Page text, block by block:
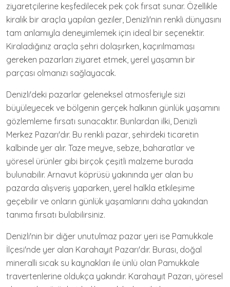
ziyaretçilerine keşfedilecek pek çok fırsat sunar. Özellikle
kiralık bir araçla yapılan geziler, Denizli'nin renkli dünyasını
tam anlamıyla deneyimlemek için ideal bir seçenektir.
Kiraladığınız araçla şehri dolaşırken, kaçırılmaması
gereken pazarları ziyaret etmek, yerel yaşamın bir
parçası olmanızı sağlayacak.
Denizli'deki pazarlar geleneksel atmosferiyle sizi
büyüleyecek ve bölgenin gerçek halkının günlük yaşamını
gözlemleme fırsatı sunacaktır. Bunlardan ilki, Denizli
Merkez Pazarı'dır. Bu renkli pazar, şehirdeki ticaretin
kalbinde yer alır. Taze meyve, sebze, baharatlar ve
yöresel ürünler gibi birçok çeşitli malzeme burada
bulunabilir. Arnavut köprüsü yakınında yer alan bu
pazarda alışveriş yaparken, yerel halkla etkileşime
geçebilir ve onların günlük yaşamlarını daha yakından
tanıma fırsatı bulabilirsiniz.
Denizli'nin bir diğer unutulmaz pazar yeri ise Pamukkale
İlçesi'nde yer alan Karahayıt Pazarı'dır. Burası, doğal
mineralli sıcak su kaynakları ile ünlü olan Pamukkale
travertenlerine oldukça yakındır. Karahayıt Pazarı, yöresel